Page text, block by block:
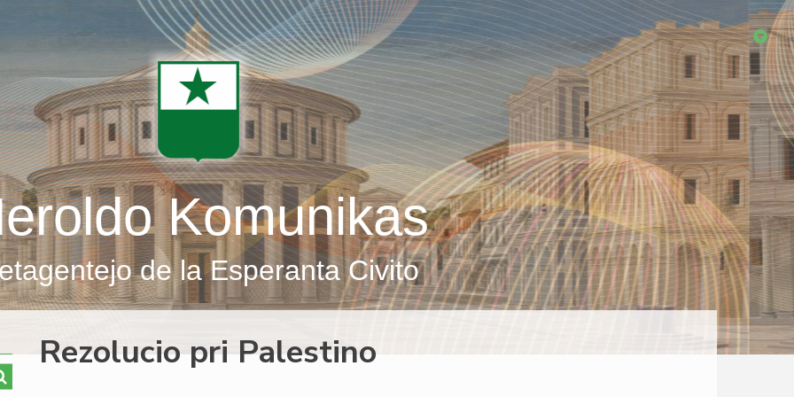
Komunikas
de la Esperanta Civito
Rezolucio pri Palestino